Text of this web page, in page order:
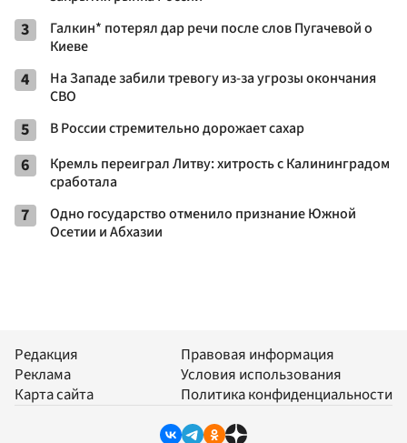
3
Галкин* потерял дар речи после слов Пугачевой о
Киеве
4
На Западе забили тревогу из-за угрозы окончания
СВО
5 В России стремительно дорожает сахар
6
Кремль переиграл Литву: хитрость с Калининградом
сработала
7
Одно государство отменило признание Южной
Осетии и Абхазии
Редакция
Реклама
Карта сайта
Правовая информация
Условия использования
Политика конфиденциальности